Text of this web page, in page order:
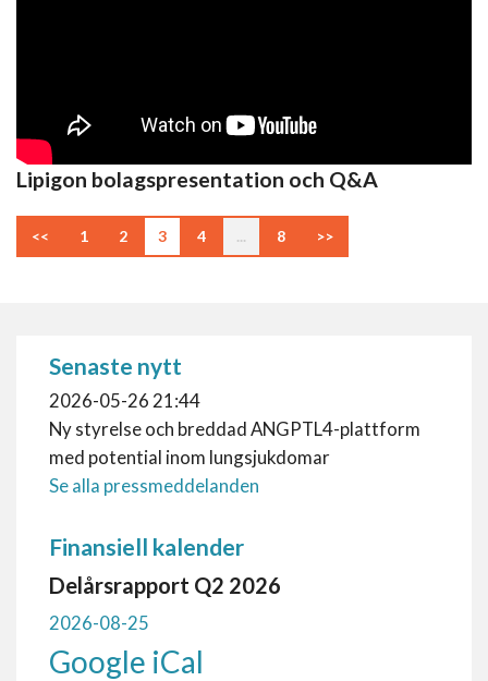
Lipigon bolagspresentation och Q&A
<< 1 2 3 4 ... 8 >>
Senaste nytt
2026-05-26 21:44
Ny styrelse och breddad ANGPTL4-plattform
med potential inom lungsjukdomar
Se alla pressmeddelanden
Finansiell kalender
Delårsrapport Q2 2026
2026-08-25
Google iCal